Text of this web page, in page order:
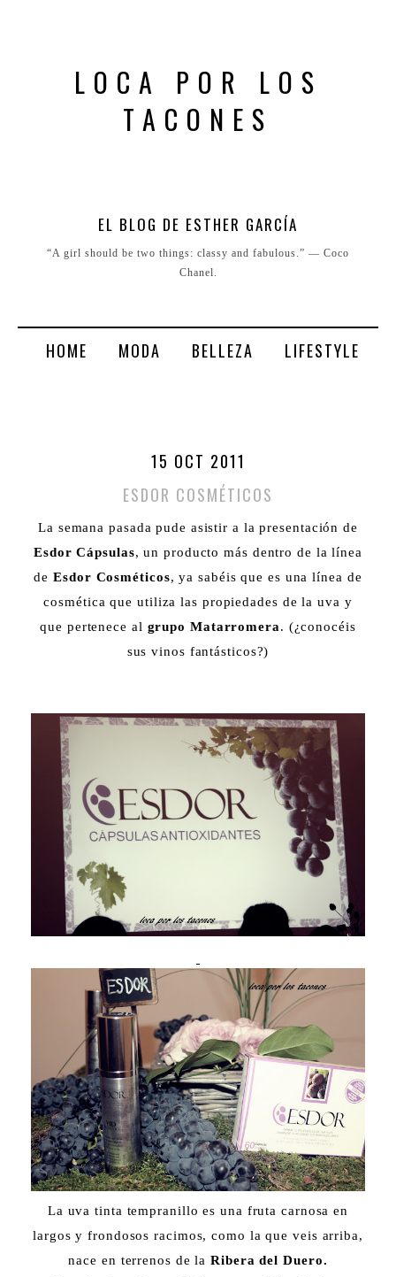
LOCA POR LOS
TACONES
EL BLOG DE ESTHER GARCÍA
“A girl should be two things: classy and fabulous.” ― Coco
Chanel.
HOME MODA BELLEZA LIFESTYLE
15 OCT 2011
ESDOR COSMÉTICOS
La semana pasada pude asistir a la presentación de
Esdor Cápsulas, un producto más dentro de la línea
deEsdor Cosméticos, ya sabéis que es una línea de
cosmética que utiliza las propiedades de la uva y
que pertenece al grupo Matarromera. (¿conocéis
sus vinos fantásticos?)
La uva tinta tempranillo es una fruta carnosa en
largos y frondosos racimos, como la que veis arriba,
nace en terrenos de la Ribera del Duero.